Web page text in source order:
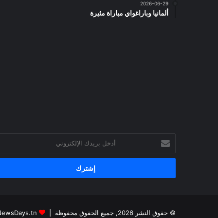
2026-06-29
ألمانيا وباراغواي مباراة مثيرة
بريدك
الإلكتروني
© حقوق النشر 2026, جميع الحقوق محفوظة |